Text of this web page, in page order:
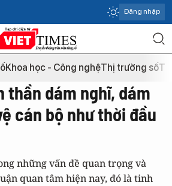
Đăng nhập
Khoa học - Công nghệThị trường số
thần dám nghĩ, dám
cán bộ như thời đầu
những vấn đề quan trọng và
quan tâm hiện nay, đó là tinh